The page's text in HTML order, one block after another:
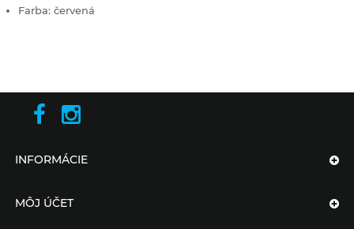
Farba: červená
INFORMÁCIE
MÔJ ÚČET